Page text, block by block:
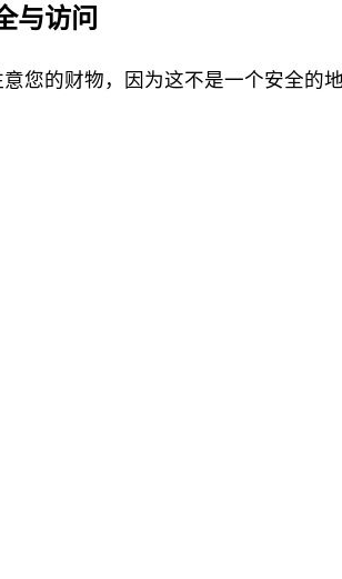
与访问
您的财物，因为这不是一个安全的